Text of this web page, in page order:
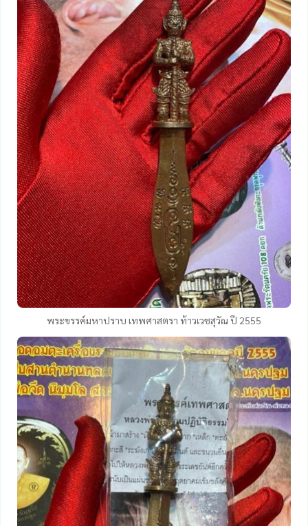
พระขรรค์มหาปราบ เทพศาสตรา ท้าวเวชสุวัณ ปี 2555